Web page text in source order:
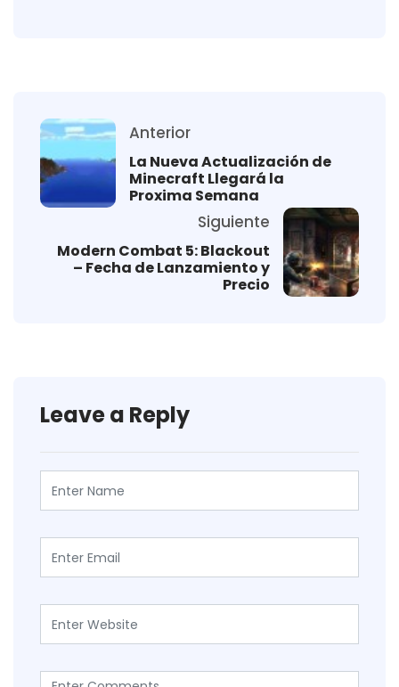
Anterior
La Nueva Actualización de
Minecraft Llegará la
Proxima Semana
Siguiente
Modern Combat 5: Blackout
– Fecha de Lanzamiento y
Precio
Leave a Reply